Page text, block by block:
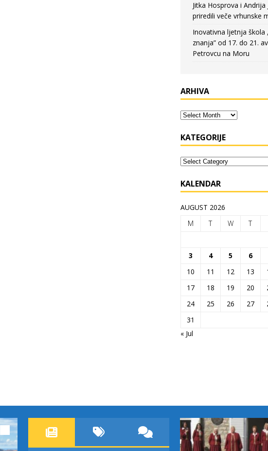
Jitka Hosprova i Andrija
priredili veče vrhunske
Inovativna ljetnja škola
znanja” od 17. do 21.
Petrovcu na Moru
ARHIVA
KATEGORIJE
KALENDAR
AUGUST 2026
M
T W T
3
4 5 6
10
11 12 13
17
18 19 20
24
25 26 27
31
« Jul